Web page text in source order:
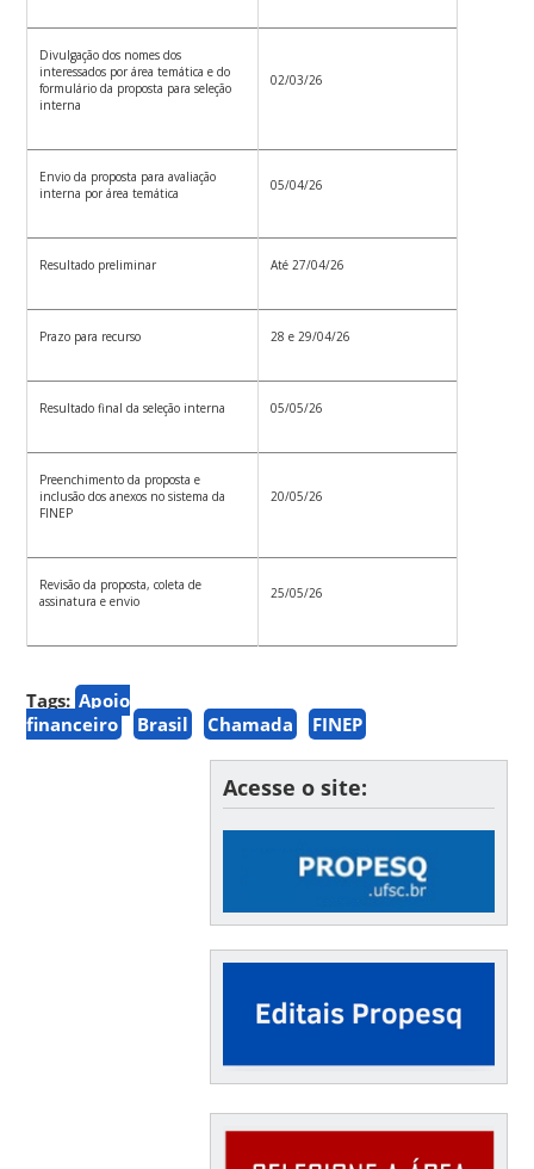
Divulgação dos nomes dos
interessados por área temática e do
formulário da proposta para seleção
interna
02/03/26
Envio da proposta para avaliação
interna por área temática
05/04/26
Resultado preliminar Até 27/04/26
Prazo para recurso 28 e 29/04/26
Resultado final da seleção interna 05/05/26
Preenchimento da proposta e
inclusão dos anexos no sistema da
FINEP
20/05/26
Revisão da proposta, coleta de
assinatura e envio
25/05/26
Tags: Apoio
financeiro
Brasil Chamada FINEP
Acesse o site: